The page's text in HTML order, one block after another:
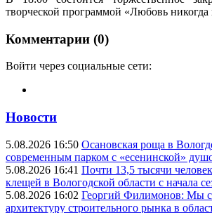
творческой программой «Любовь никогда
Комментарии (0)
Войти через социальные сети:
Новости
5.08.2026 16:50 Осановская роща в
современным парком с «есенинской»
5.08.2026 16:41 Почти 13,5 тысячи
клещей в Вологодской области с начала
5.08.2026 16:02 Георгий Филимонов: Мы
архитектуру строительного рынка в